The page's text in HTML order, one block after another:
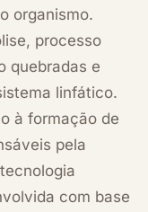
organismo.
processo
quebradas e
linfático.
à formação de
pela
com base